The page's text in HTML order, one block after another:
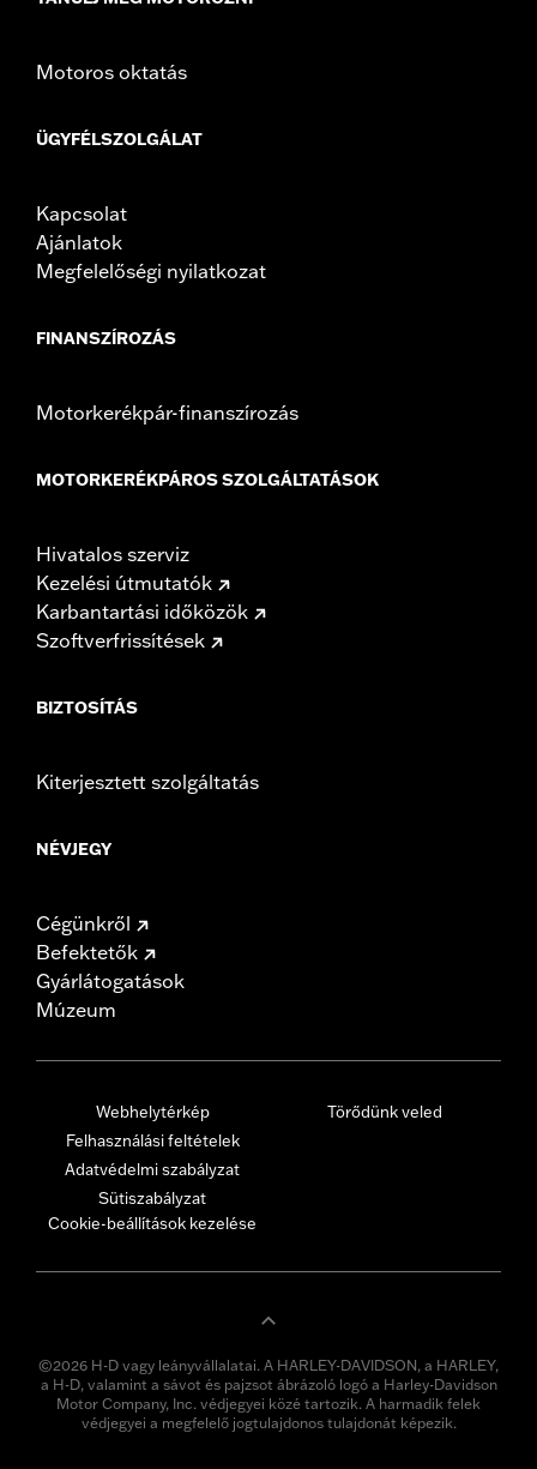
Motoros oktatás
ÜGYFÉLSZOLGÁLAT
Kapcsolat
Ajánlatok
Megfelelőségi nyilatkozat
FINANSZÍROZÁS
Motorkerékpár-finanszírozás
MOTORKERÉKPÁROS SZOLGÁLTATÁSOK
Hivatalos szerviz
Kezelési útmutatók
Karbantartási időközök
Szoftverfrissítések
BIZTOSÍTÁS
Kiterjesztett szolgáltatás
NÉVJEGY
Cégünkről
Befektetők
Gyárlátogatások
Múzeum
Webhelytérkép
Felhasználási feltételek
Adatvédelmi szabályzat
Sütiszabályzat
Cookie-beállítások kezelése
Törődünk veled
©2026 H-D vagy leányvállalatai. A HARLEY-DAVIDSON, a HARLEY,
a H-D, valamint a sávot és pajzsot ábrázoló logó a Harley-Davidson
Motor Company, Inc. védjegyei közé tartozik. A harmadik felek
védjegyei a megfelelő jogtulajdonos tulajdonát képezik.